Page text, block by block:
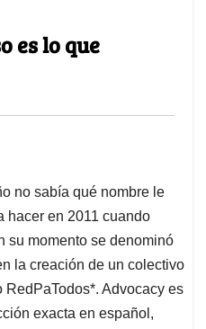
es lo que
no sabía qué nombre le
hacer en 2011 cuando
su momento se denominó
la creación de un colectivo
Advocacy es
exacta en español,